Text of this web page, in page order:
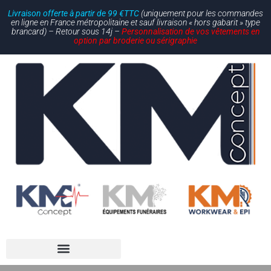
Livraison offerte à partir de 99 €TTC(uniquement pour les commandes
en ligne en France métropolitaine et sauf livraison « hors gabarit » type
brancard) – Retour sous 14j – Personnalisation de vos vêtements en
option par broderie ou sérigraphie